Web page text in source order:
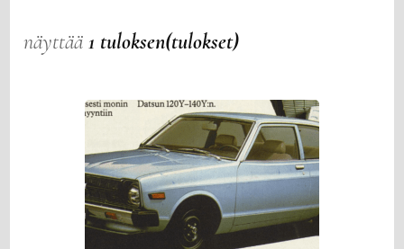
näyttää1 tuloksen(tulokset)